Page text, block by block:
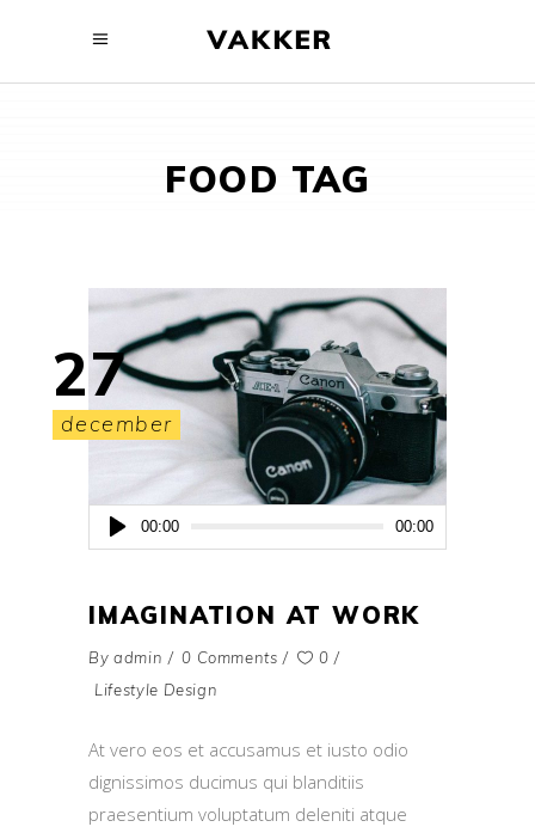
FOOD TAG
27
december
Audio
Player
00:00 00:00
IMAGINATION AT WORK
By admin 0 Comments
0
Lifestyle Design
At vero eos et accusamus et iusto odio
dignissimos ducimus qui blanditiis
praesentium voluptatum deleniti atque